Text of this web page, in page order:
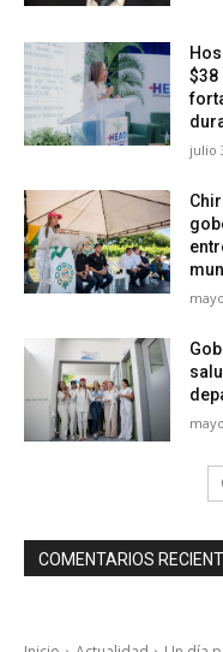
julio
COMENTARIOS